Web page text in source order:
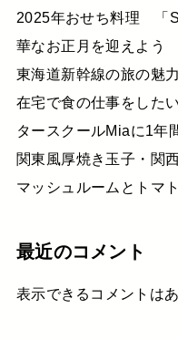
2025年おせち料理 「
華なお正月を迎えよう
東海道新幹線の旅の魅力
在宅で食の仕事をした
タースクールMiaに1年
関東風厚焼き玉子・関
マッシュルームとトマ
最近のコメント
表示できるコメントはあ